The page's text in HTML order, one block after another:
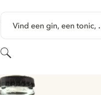
Vind een gin, een tonic, …
Zoeken